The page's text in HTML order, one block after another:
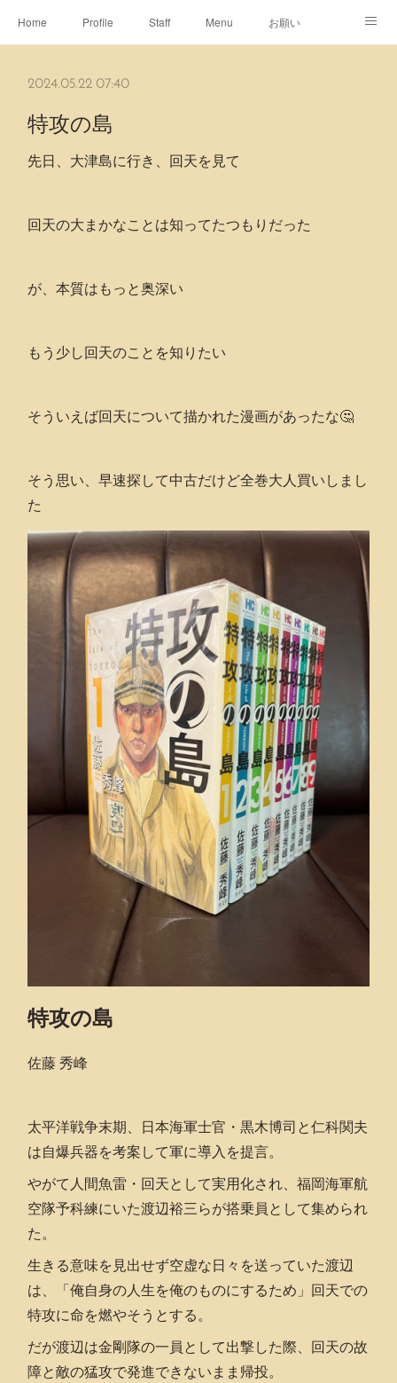
Home Profile Staff Menu お願い
2024.05.22 07:40
特攻の島
先日、大津島に行き、回天を見て
回天の大まかなことは知ってたつもりだった
が、本質はもっと奥深い
もう少し回天のことを知りたい
そういえば回天について描かれた漫画があったな🤔
そう思い、早速探して中古だけど全巻大人買いしまし
た‪‪
特攻の島
佐藤 秀峰
太平洋戦争末期、日本海軍士官・黒木博司と仁科関夫
は自爆兵器を考案して軍に導入を提言。
やがて人間魚雷・回天として実用化され、福岡海軍航
空隊予科練にいた渡辺裕三らが搭乗員として集められ
た。
生きる意味を見出せず空虚な日々を送っていた渡辺
は、「俺自身の人生を俺のものにするため」回天での
特攻に命を燃やそうとする。
だが渡辺は金剛隊の一員として出撃した際、回天の故
障と敵の猛攻で発進できないまま帰投。